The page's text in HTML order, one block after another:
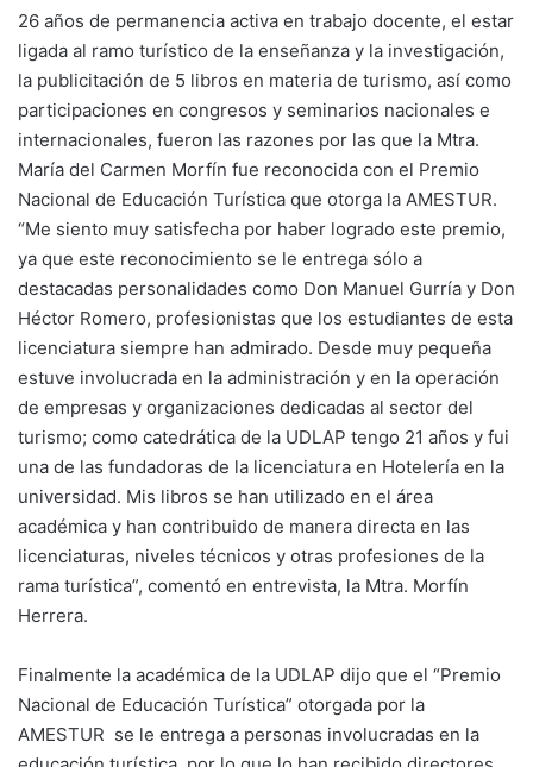
26 años de permanencia activa en trabajo docente, el estar
ligada al ramo turístico de la enseñanza y la investigación,
la publicitación de 5 libros en materia de turismo, así como
participaciones en congresos y seminarios nacionales e
internacionales, fueron las razones por las que la Mtra.
María del Carmen Morfín fue reconocida con el Premio
Nacional de Educación Turística que otorga la AMESTUR.
“Me siento muy satisfecha por haber logrado este premio,
ya que este reconocimiento se le entrega sólo a
destacadas personalidades como Don Manuel Gurría y Don
Héctor Romero, profesionistas que los estudiantes de esta
licenciatura siempre han admirado. Desde muy pequeña
estuve involucrada en la administración y en la operación
de empresas y organizaciones dedicadas al sector del
turismo; como catedrática de la UDLAP tengo 21 años y fui
una de las fundadoras de la licenciatura en Hotelería en la
universidad. Mis libros se han utilizado en el área
académica y han contribuido de manera directa en las
licenciaturas, niveles técnicos y otras profesiones de la
rama turística”, comentó en entrevista, la Mtra. Morfín
Herrera.
Finalmente la académica de la UDLAP dijo que el “Premio
Nacional de Educación Turística” otorgada por la
AMESTUR se le entrega a personas involucradas en la